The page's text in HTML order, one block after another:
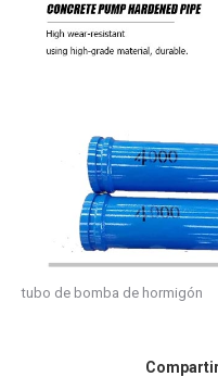
tubo de bomba de hormigón